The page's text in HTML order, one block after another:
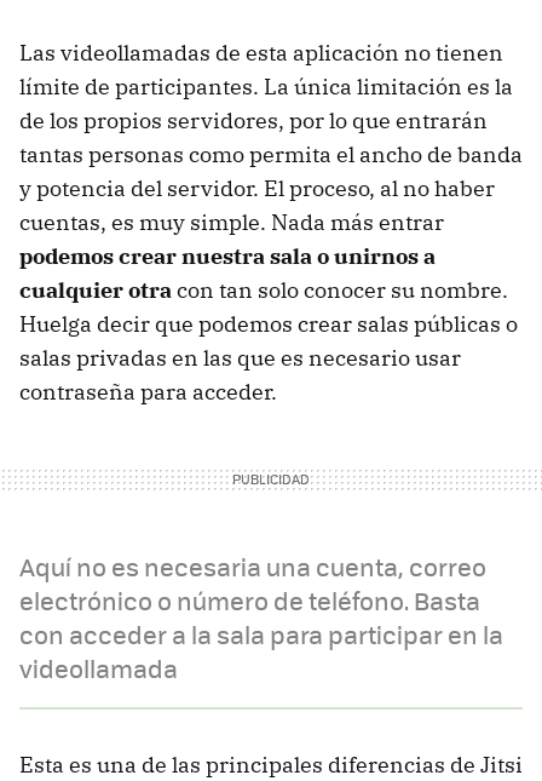
Las videollamadas de esta aplicación no tienen
límite de participantes. La única limitación es la
de los propios servidores, por lo que entrarán
tantas personas como permita el ancho de banda
y potencia del servidor. El proceso, al no haber
cuentas, es muy simple. Nada más entrar
podemos crear nuestra sala o unirnos a
cualquier otracon tan solo conocer su nombre.
Huelga decir que podemos crear salas públicas o
salas privadas en las que es necesario usar
contraseña para acceder.
Aquí no es necesaria una cuenta, correo
electrónico o número de teléfono. Basta
con acceder a la sala para participar en la
videollamada
Esta es una de las principales diferencias de Jitsi